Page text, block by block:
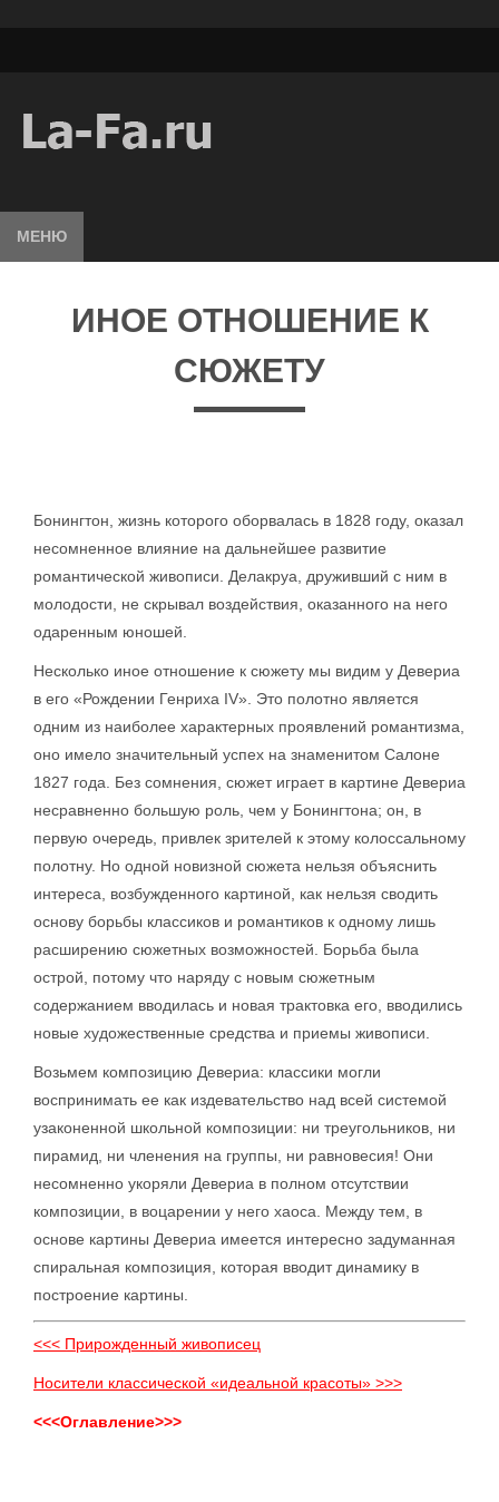
МЕНЮ
ИНОЕ ОТНОШЕНИЕ К
СЮЖЕТУ
Бонингтон, жизнь которого оборвалась в 1828 году, оказал
несомненное влияние на дальнейшее развитие
романтической живописи. Делакруа, друживший с ним в
молодости, не скрывал воздействия, оказанного на него
одаренным юношей.
Несколько иное отношение к сюжету мы видим у Девериа
в его «Рождении Генриха IV». Это полотно является
одним из наиболее характерных проявлений романтизма,
оно имело значительный успех на знаменитом Салоне
1827 года. Без сомнения, сюжет играет в картине Девериа
несравненно большую роль, чем у Бонингтона; он, в
первую очередь, привлек зрителей к этому колоссальному
полотну. Но одной новизной сюжета нельзя объяснить
интереса, возбужденного картиной, как нельзя сводить
основу борьбы классиков и романтиков к одному лишь
расширению сюжетных возможностей. Борьба была
острой, потому что наряду с новым сюжетным
содержанием вводилась и новая трактовка его, вводились
новые художественные средства и приемы живописи.
Возьмем композицию Девериа: классики могли
воспринимать ее как издевательство над всей системой
узаконенной школьной композиции: ни треугольников, ни
пирамид, ни членения на группы, ни равновесия! Они
несомненно укоряли Девериа в полном отсутствии
композиции, в воцарении у него хаоса. Между тем, в
основе картины Девериа имеется интересно задуманная
спиральная композиция, которая вводит динамику в
построение картины.
<<< Прирожденный живописец
Носители классической «идеальной красоты» >>>
<<<Оглавление>>>